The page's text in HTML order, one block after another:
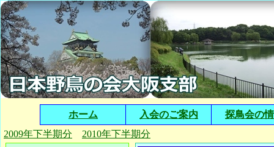
ホーム 入会のご案内
探鳥会の
2009年下半期分
2010年下半期分